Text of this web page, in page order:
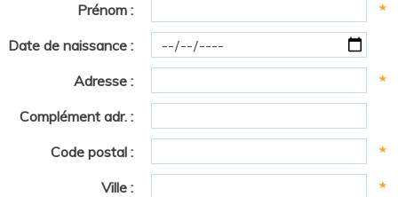
Prénom :
*
Date de naissance :
Adresse :
*
Complément adr. :
Code postal :
*
Ville :
*